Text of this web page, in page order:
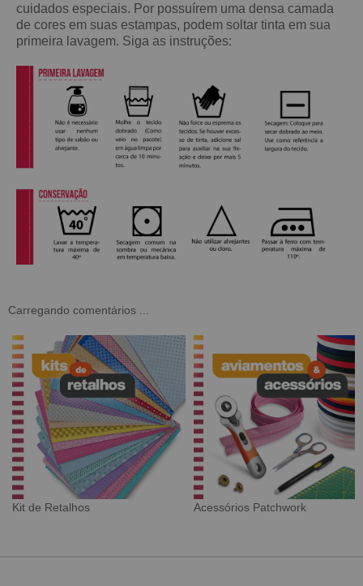
cuidados especiais. Por possuírem uma densa camada
de cores em suas estampas, podem soltar tinta em sua
primeira lavagem. Siga as instruções:
Carregando comentários ...
Tecido Digital Sarja Impermeável